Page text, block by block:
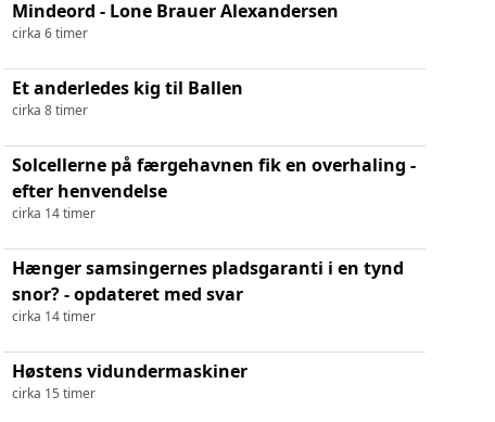
Mindeord - Lone Brauer Alexandersen
cirka 6 timer
Et anderledes kig til Ballen
cirka 8 timer
Solcellerne på færgehavnen fik en overhaling -
efter henvendelse
cirka 14 timer
Hænger samsingernes pladsgaranti i en tynd
snor? - opdateret med svar
cirka 14 timer
Høstens vidundermaskiner
cirka 15 timer